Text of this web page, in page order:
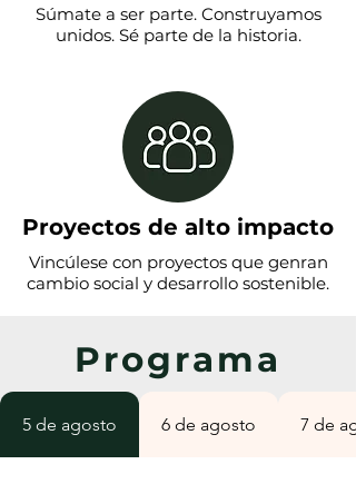
Súmate a ser parte. Construyamos
unidos. Sé parte de la historia.
Proyectos de alto impacto
Vincúlese con proyectos que genran
cambio social y desarrollo sostenible.
Programa
5 de agosto 6 de agosto 7 de